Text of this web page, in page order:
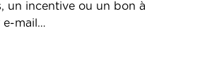
un incentive ou un bon à
e-mail…